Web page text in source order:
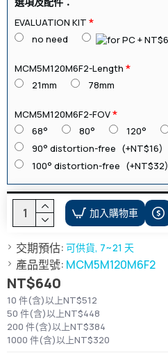
NT$640
10 件(含)以上NT$512
50 件(含)以上NT$448
200 件(含)以上NT$384
1000 件(含)以上NT$320
交期預估: 可供貨, 7~21 天
產品型號: MCM5M120M6F2
EVALUATION KIT
no need
MCM5M120M6F2-Length
21mm
78mm
MCM5M120M6F2-FOV
68°
80° 120°
90° distortion-free (+NT$16)
100° distortion-free (+NT$32)
加入購物車